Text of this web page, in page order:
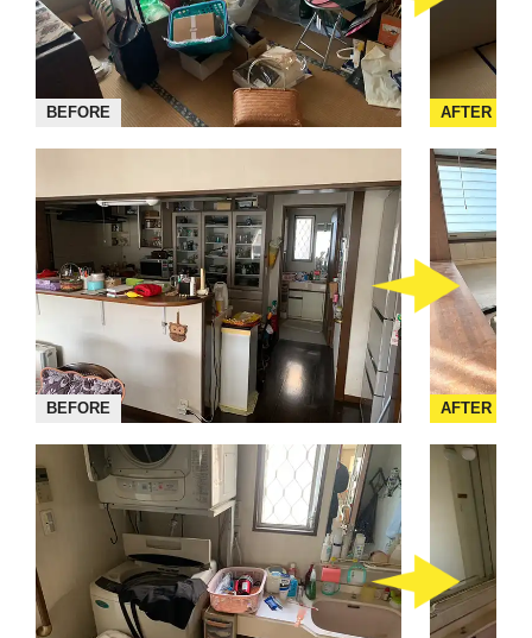
BEFORE AFTER
BEFORE AFTER